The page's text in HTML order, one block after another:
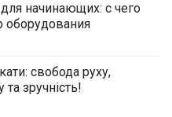
начинающих: с чего
оборудования
свобода руху,
та зручність!